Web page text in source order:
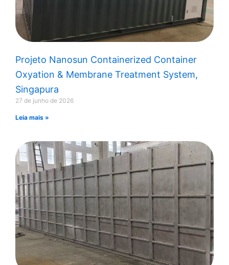
Projeto Nanosun Containerized Container
Oxyation & Membrane Treatment System,
Singapura
27 de junho de 2026
Leia mais »